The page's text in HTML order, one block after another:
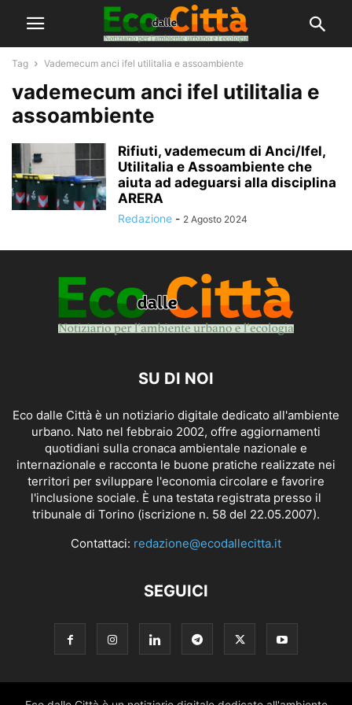
Tag Vademecum anci ifel utilitalia e assoambiente
vademecum anci ifel utilitalia e
assoambiente
Rifiuti, vademecum di Anci/Ifel,
Utilitalia e Assoambiente che
aiuta ad adeguarsi alla disciplina
ARERA
Redazione - 2 Agosto 2024
SU DI NOI
Eco dalle Città è un notiziario digitale dedicato all'ambiente
urbano. Nato nel febbraio 2002, offre aggiornamenti
quotidiani sulla cronaca ambientale nazionale e
internazionale e racconta le buone pratiche realizzate nei
territori per sviluppare l'economia circolare e favorire
l'inclusione sociale. È una testata registrata presso il
tribunale di Torino (iscrizione n. 58 del 22.05.2007).
Contattaci: redazione@ecodallecitta.it
SEGUICI